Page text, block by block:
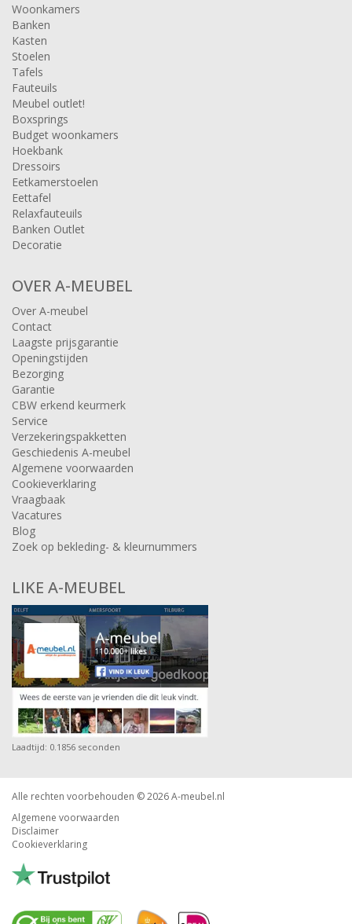
Woonkamers
Banken
Kasten
Stoelen
Tafels
Fauteuils
Meubel outlet!
Boxsprings
Budget woonkamers
Hoekbank
Dressoirs
Eetkamerstoelen
Eettafel
Relaxfauteuils
Banken Outlet
Decoratie
OVER A-MEUBEL
Over A-meubel
Contact
Laagste prijsgarantie
Openingstijden
Bezorging
Garantie
CBW erkend keurmerk
Service
Verzekeringspakketten
Geschiedenis A-meubel
Algemene voorwaarden
Cookieverklaring
Vraagbaak
Vacatures
Blog
Zoek op bekleding- & kleurnummers
LIKE A-MEUBEL
Laadtijd: 0.1856 seconden
Alle rechten voorbehouden © 2026A-meubel.nl
Algemene voorwaarden
Disclaimer
Cookieverklaring